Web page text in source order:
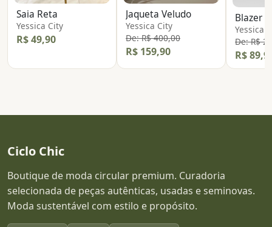
Saia Reta
Yessica City
R$ 49,90
Jaqueta Veludo
Yessica City
De: R$ 400,00
R$ 159,90
Blazer
Yessica
De: R$
R$
Ciclo Chic
Boutique de moda circular premium. Curadoria
selecionada de peças autênticas, usadas e seminovas.
Moda sustentável com estilo e propósito.